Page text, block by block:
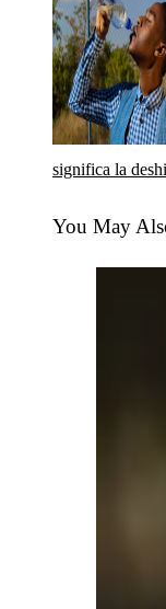
significa la
You May